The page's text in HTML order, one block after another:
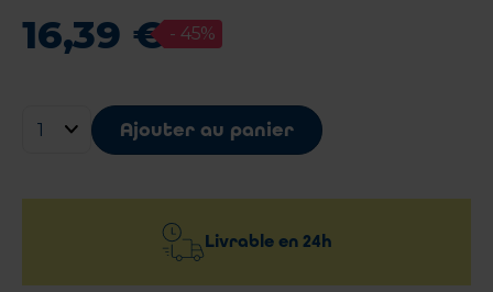
16,39 € - 45%
Ajouter au panier
Livrable en 24h